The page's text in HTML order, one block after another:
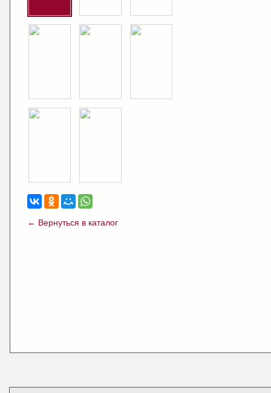
← Вернуться в каталог